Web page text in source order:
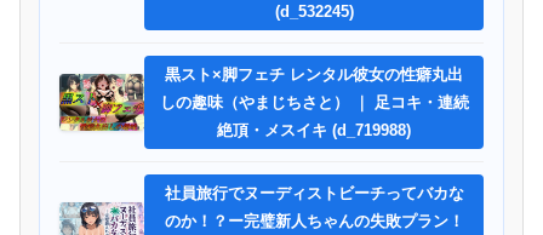
(d_532245)
黒スト×脚フェチ レンタル彼女の性癖丸出
しの趣味（やまじちさと） ｜ 足コキ・連続
絶頂・メスイキ (d_719988)
社員旅行でヌーディストビーチってバカな
のか！？ー完璧新人ちゃんの失敗プラン！